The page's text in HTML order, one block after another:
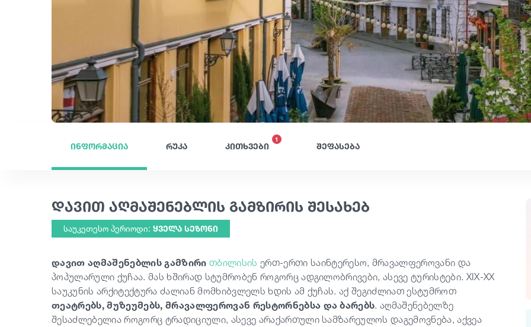
ინფორმაცია რუკა კითხვები
1
შეფასება
დავით აღმაშენებლის გამზირის შესახებ
საუკეთესო პერიოდი: ᲧᲕᲔᲚᲐ ᲡᲔᲖᲝᲜᲘ
დავით აღმაშენებლის გამზირი თბილისის ერთ-ერთი საინტერესო, მრავალფეროვანი და
პოპულარული ქუჩაა. მას ხშირად სტუმრობენ როგორც ადგილობრივები, ასევე ტურისტები. XIX-XX
საუკუნის არქიტექტურა ძალიან მომხიბვლელს ხდის ამ ქუჩას. აქ შეგიძლიათ ესტუმროთ
თეატრებს, მუზეუმებს, მრავალფეროვან რესტორნებსა და ბარებს. აღმაშენებელზე
შესაძლებელია როგორც ტრადიციული, ასევე არაქართული სამზარეულოს დაგემოვნება, აქვეა